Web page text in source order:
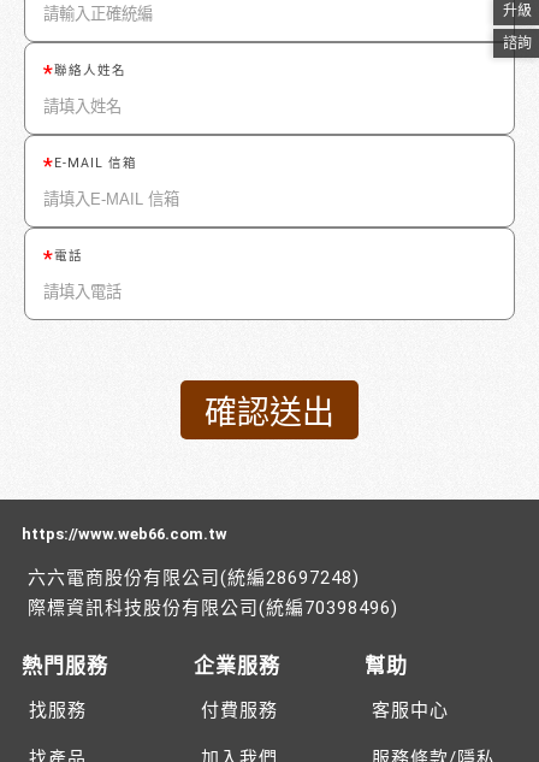
聯絡人姓名
E-MAIL 信箱
電話
https://www.web66.com.tw
六六電商股份有限公司(統編28697248)
際標資訊科技股份有限公司(統編70398496)
熱門服務
找服務
企業服務
付費服務
幫助
客服中心
升級
諮詢